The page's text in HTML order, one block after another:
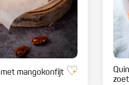
met mangokonfijt